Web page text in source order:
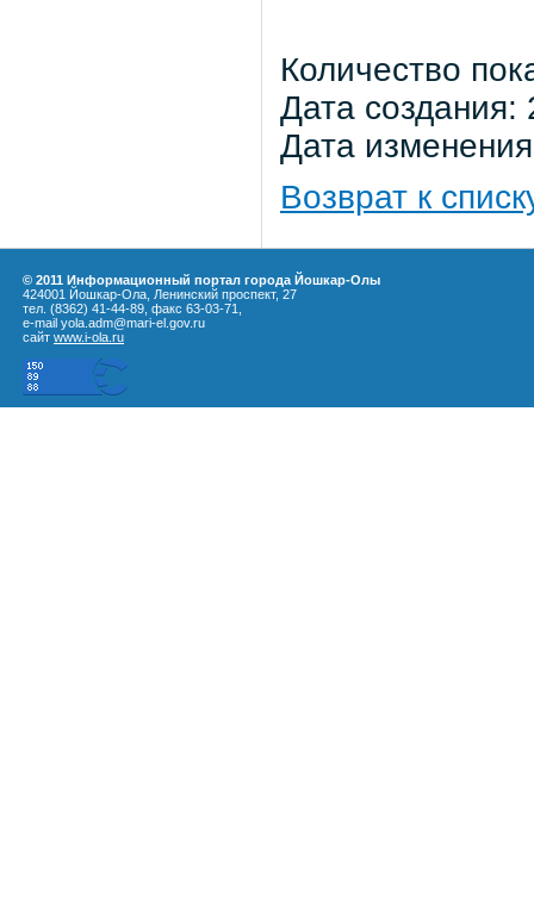
Количество
Дата создания:
Дата
Возврат к
© 2011 Информационный портал города Йошкар-Олы
424001 Йошкар-Ола, Ленинский проспект, 27
тел. (8362) 41-44-89, факс 63-03-71,
e-mail yola.adm@mari-el.gov.ru
сайт www.i-ola.ru